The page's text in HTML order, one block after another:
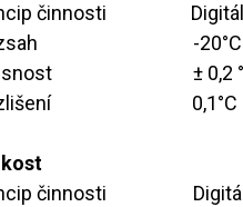
činnosti
​​​​​-
​​± 0,2
0,1°C
činnosti